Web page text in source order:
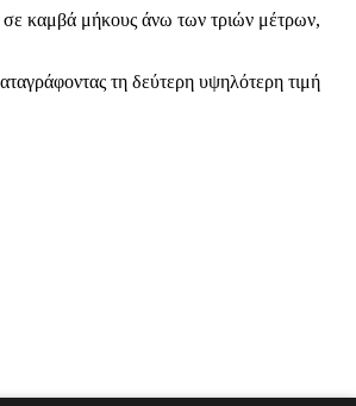
σε καμβά μήκους άνω των τριών μέτρων,
τη δεύτερη υψηλότερη τιμή